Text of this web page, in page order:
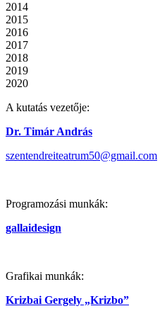
2014
2015
2016
2017
2018
2019
2020
A kutatás vezetője:
Dr. Timár András
szentendreiteatrum50@gmail.com
Programozási munkák:
gallaidesign
Grafikai munkák:
Krizbai Gergely „Krizbo”